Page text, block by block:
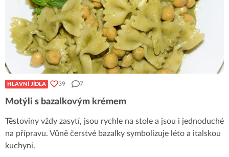
HLAVNÍ JÍDLA 39 7
Motýli s bazalkovým krémem
Těstoviny vždy zasytí, jsou rychle na stole a jsou i jednoduché
na přípravu. Vůně čerstvé bazalky symbolizuje léto a italskou
kuchyni.